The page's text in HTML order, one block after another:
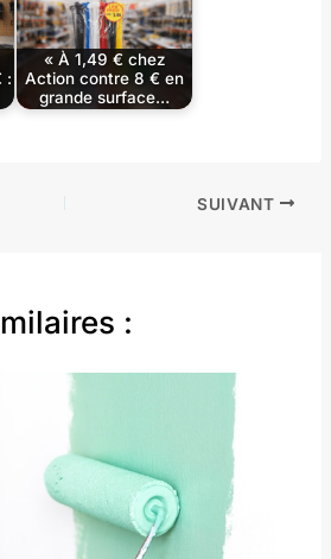
:
« À 1,49 € chez
Action contre 8 € en
grande surface…
SUIVANT
: